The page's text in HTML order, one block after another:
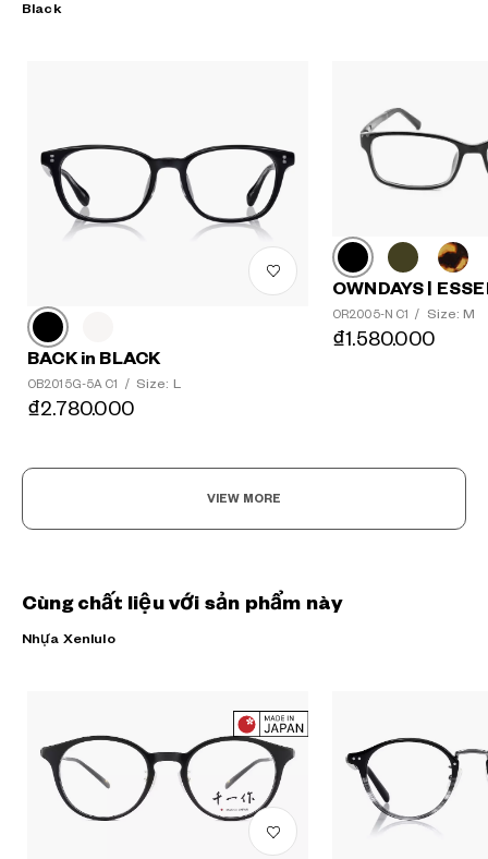
Black
BACK in BLACK
OB2015G-5A C1 / Size: L
₫2.780.000
OWNDAYS |
OR2005-N C1 / Size: M
₫1.580.000
VIEW MORE
Cùng chất liệu với sản phẩm này
Nhựa Xenlulo